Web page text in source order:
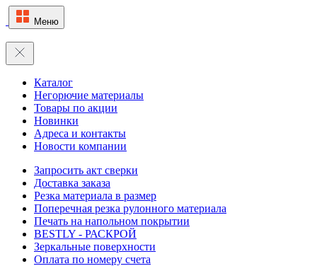
Меню
Каталог
Негорючие материалы
Товары по акции
Новинки
Адреса и контакты
Новости компании
Запросить акт сверки
Доставка заказа
Резка материала в размер
Поперечная резка рулонного материала
Печать на напольном покрытии
BESTLY - РАСКРОЙ
Зеркальные поверхности
Оплата по номеру счета